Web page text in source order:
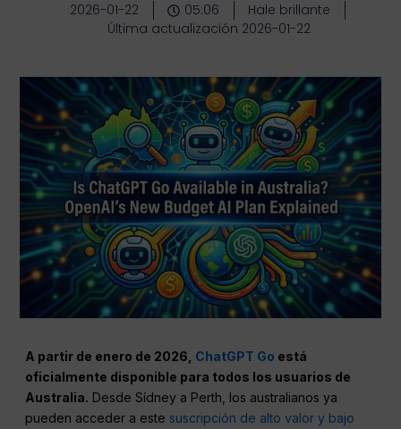
2026-01-22 05:06
Hale brillante
Última actualización 2026-01-22
A partir de enero de 2026, ChatGPT Go está
oficialmente disponible para todos los usuarios de
Australia. Desde Sídney a Perth, los australianos ya
pueden acceder a este suscripción de alto valor y bajo